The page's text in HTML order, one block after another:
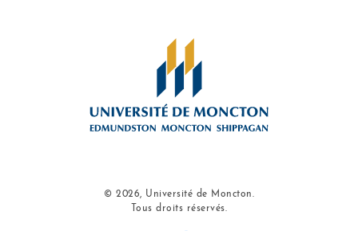
© 2026, Université de Moncton.
Tous droits réservés.